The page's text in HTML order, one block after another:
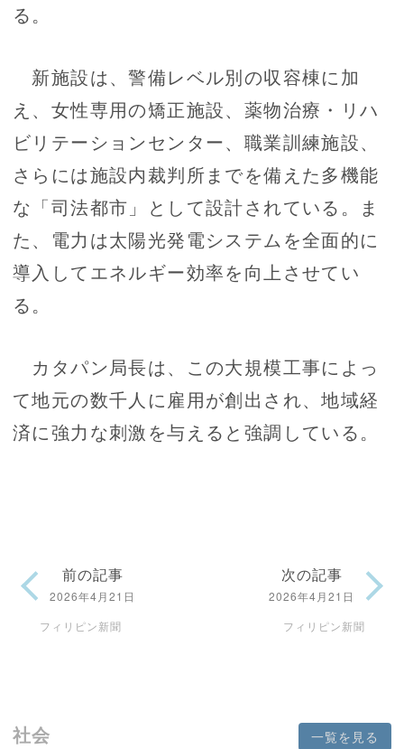
る。
新施設は、警備レベル別の収容棟に加
え、女性専用の矯正施設、薬物治療・リハ
ビリテーションセンター、職業訓練施設、
さらには施設内裁判所までを備えた多機能
な「司法都市」として設計されている。ま
た、電力は太陽光発電システムを全面的に
導入してエネルギー効率を向上させてい
る。
カタパン局長は、この大規模工事によっ
て地元の数千人に雇用が創出され、地域経
済に強力な刺激を与えると強調している。
前の記事
2026年4月21日
フィリピン新聞
次の記事
2026年4月21日
フィリピン新聞
社会 一覧を見る